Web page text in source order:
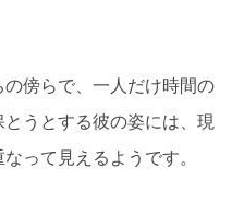
傍らで、一人だけ時間の
うとする彼の姿には、現
って見えるようです。